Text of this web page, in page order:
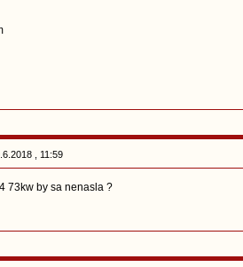
, 11:59
73kw by sa nenasla ?